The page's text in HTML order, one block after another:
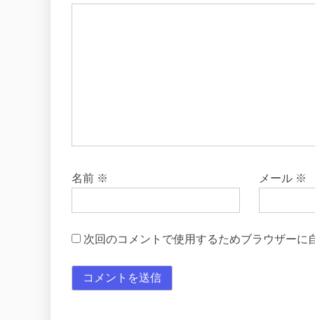
名前 ※ メール ※
次回のコメントで使用するためブラウザーに